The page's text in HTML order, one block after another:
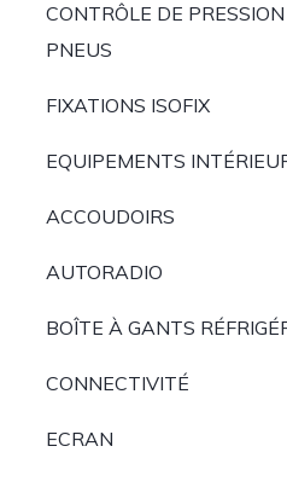
CONTRÔLE DE
PNEUS
FIXATIONS ISOFIX
EQUIPEMENTS
ACCOUDOIRS
AUTORADIO
BOÎTE À GANTS
CONNECTIVITÉ
ECRAN